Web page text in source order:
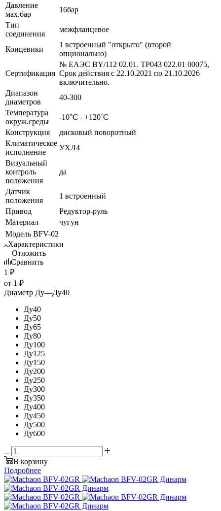
Давление
мах.бар
16бар
Тип
соединения
межфланцевое
Концевики
1 встроенный "открыто" (второй
опционально)
Сертификация
№ ЕАЭС BY/112 02.01. ТР043 022.01 00075,
Срок действия с 22.10.2021 по 21.10.2026
включительно.
Диапазон
диаметров
40-300
Температура
окруж.среды
-10°С - +120˚С
Конструкция
дисковый поворотный
Климатическое
исполнение
УХЛ4
Визуальный
контроль
положения
да
Датчик
положения
1 встроенный
Привод
Редуктор-руль
Материал
чугун
Модель BFV-02
Характеристики
Отложить
Сравнить
1 ₽
от 1 ₽
Диаметр Ду—Ду40
Ду40
Ду50
Ду65
Ду80
Ду100
Ду125
Ду150
Ду200
Ду250
Ду300
Ду350
Ду400
Ду450
Ду500
Ду600
В корзину
Подробнее